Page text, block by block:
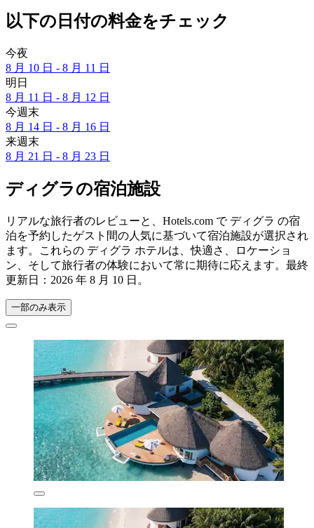
以下の日付の料金をチェック
今夜
8 月 10 日 - 8 月 11 日
明日
8 月 11 日 - 8 月 12 日
今週末
8 月 14 日 - 8 月 16 日
来週末
8 月 21 日 - 8 月 23 日
ディグラの宿泊施設
リアルな旅行者のレビューと、Hotels.com で ディグラ の宿
泊を予約したゲスト間の人気に基づいて宿泊施設が選択され
ます。これらの ディグラ ホテルは、快適さ、ロケーショ
ン、そして旅行者の体験において常に期待に応えます。最終
更新日： 2026 年 8 月 10 日 。
一部のみ表示